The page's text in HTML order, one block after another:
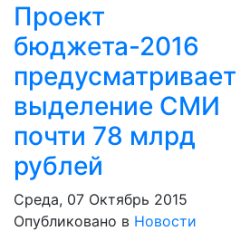
Проект
бюджета-2016
предусматривает
выделение СМИ
почти 78 млрд
рублей
Среда, 07 Октябрь 2015
Опубликовано в Новости